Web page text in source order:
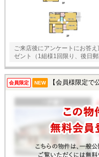
ご来店後にアンケートにお答
ゼント（1組様1回限り、後日郵
会員限定 NEW 【会員様限定で